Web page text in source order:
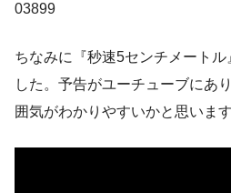
03899
ちなみに『秒速5センチメート
した。予告がユーチューブにあ
囲気がわかりやすいかと思いま